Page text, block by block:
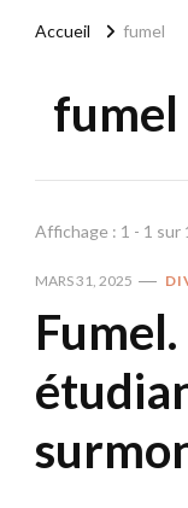
Accueil fumel
fumel
Affichage : 1 - 1 sur
MARS 31, 2025